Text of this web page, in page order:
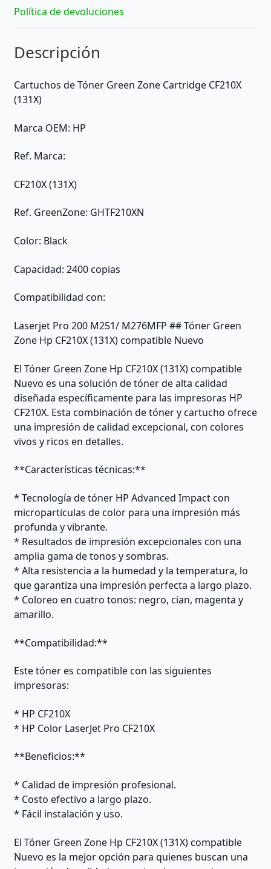
Política de devoluciones
Descripción
Cartuchos de Tóner Green Zone Cartridge CF210X
(131X)
Marca OEM: HP
Ref. Marca:
CF210X (131X)
Ref. GreenZone: GHTF210XN
Color: Black
Capacidad: 2400 copias
Compatibilidad con:
Laserjet Pro 200 M251/ M276MFP ## Tóner Green
Zone Hp CF210X (131X) compatible Nuevo
El Tóner Green Zone Hp CF210X (131X) compatible
Nuevo es una solución de tóner de alta calidad
diseñada específicamente para las impresoras HP
CF210X. Esta combinación de tóner y cartucho ofrece
una impresión de calidad excepcional, con colores
vivos y ricos en detalles.
**Características técnicas:**
* Tecnología de tóner HP Advanced Impact con
microparticulas de color para una impresión más
profunda y vibrante.
* Resultados de impresión excepcionales con una
amplia gama de tonos y sombras.
* Alta resistencia a la humedad y la temperatura, lo
que garantiza una impresión perfecta a largo plazo.
* Coloreo en cuatro tonos: negro, cian, magenta y
amarillo.
**Compatibilidad:**
Este tóner es compatible con las siguientes
impresoras:
* HP CF210X
* HP Color LaserJet Pro CF210X
**Beneficios:**
* Calidad de impresión profesional.
* Costo efectivo a largo plazo.
* Fácil instalación y uso.
El Tóner Green Zone Hp CF210X (131X) compatible
Nuevo es la mejor opción para quienes buscan una